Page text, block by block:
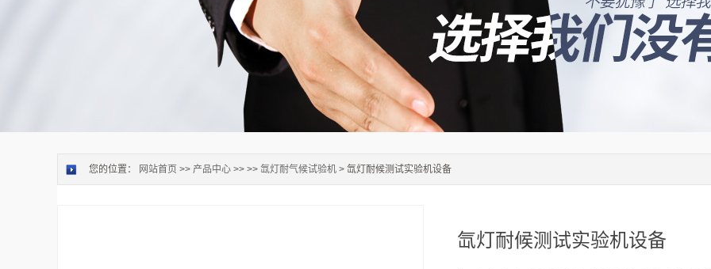
您的位置： 网站首页 >> 产品中心 >> >> 氙灯耐气候试验机 > 氙灯耐候测试实验机设备
氙灯耐候测试实验机设备